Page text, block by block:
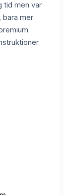
tid men var
bara mer